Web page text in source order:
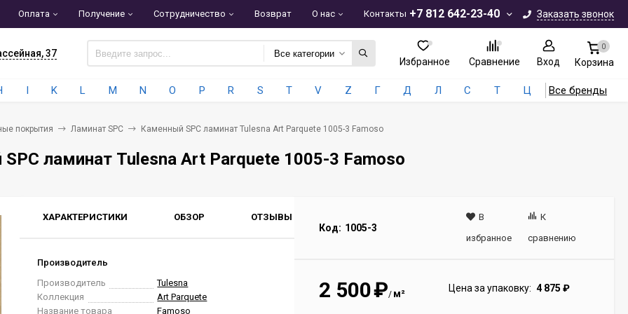
+7 812 642-23-40 Заказать звонок
Оплата Получение Сотрудничество Возврат О нас Контакты
37 Все категории
Избранное Сравнение Вход
0
Корзина
I K L M N O P R S T V Z Г Д Л С Т Ц Все бренды
покрытия Ламинат SPC Каменный SPC ламинат Tulesna Art Parquete 1005-3 Famoso
ламинат Tulesna Art Parquete 1005-3 Famoso
ХАРАКТЕРИСТИКИ ОБЗОР ОТЗЫВЫ
Производитель
Производитель
Tulesna
Коллекция
Art Parquete
Название товара
Famoso
Код: 1005-3
В
избранное
К
сравнению
2 500₽/ м² Цена за упаковку: 4 875 ₽